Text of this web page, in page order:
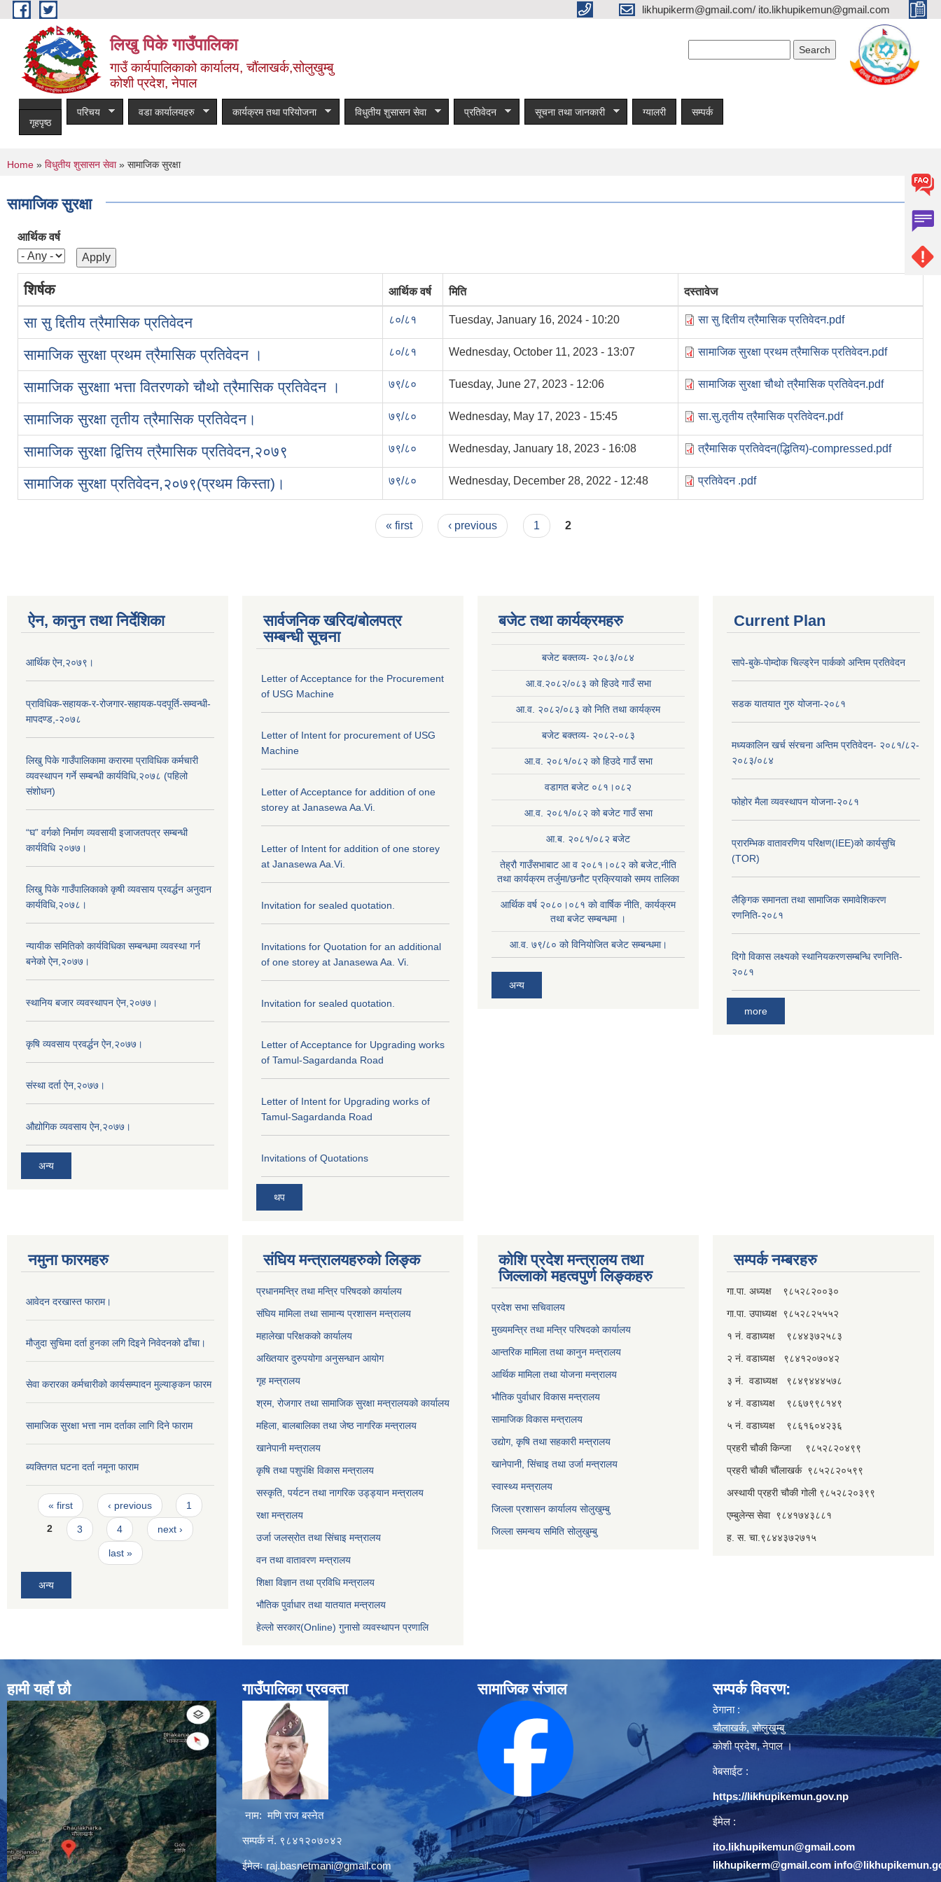
Skip to main content likhupikerm@gmail.com/ ito.likhupikemun@gmail.com
लिखु पिके गाउँपालिका
गाउँ कार्यपालिकाको कार्यालय, चौंलाखर्क,सोलुखुम्बु
कोशी प्रदेश, नेपाल
गृहपृष्ठ
परिचय वडा कार्यालयहरु कार्यक्रम तथा परियोजना विधुतीय शुसासन सेवा प्रतिवेदन सूचना तथा जानकारी ग्यालरी सम्पर्क
You are here
Home » विधुतीय शुसासन सेवा» सामाजिक सुरक्षा
सामाजिक सुरक्षा
आर्थिक वर्ष
शिर्षक आर्थिक वर्ष मिति दस्तावेज
सा सु द्दितीय त्रैमासिक प्रतिवेदन ८०/८१ Tuesday, January 16, 2024 - 10:20 सा सु द्दितीय त्रैमासिक प्रतिवेदन.pdf
सामाजिक सुरक्षा प्रथम त्रैमासिक प्रतिवेदन । ८०/८१ Wednesday, October 11, 2023 - 13:07 सामाजिक सुरक्षा प्रथम त्रैमासिक प्रतिवेदन.pdf
सामाजिक सुरक्षाा भत्ता वितरणको चौथो त्रैमासिक प्रतिवेदन । ७९/८० Tuesday, June 27, 2023 - 12:06 सामाजिक सुरक्षा चौथो त्रैमासिक प्रतिवेदन.pdf
सामाजिक सुरक्षा तृतीय त्रैमासिक प्रतिवेदन। ७९/८० Wednesday, May 17, 2023 - 15:45 सा.सु.तृतीय त्रैमासिक प्रतिवेदन.pdf
सामाजिक सुरक्षा द्वित्तिय त्रैमासिक प्रतिवेदन,२०७९ ७९/८० Wednesday, January 18, 2023 - 16:08 त्रैमासिक प्रतिवेदन(द्धितिय)-compressed.pdf
सामाजिक सुरक्षा प्रतिवेदन,२०७९(प्रथम किस्ता)। ७९/८० Wednesday, December 28, 2022 - 12:48 प्रतिवेदन .pdf
« first ‹ previous 1 2
ऐन, कानुन तथा निर्देशिका
आर्थिक ऐन,२०७९।
प्राविधिक-सहायक-र-रोजगार-सहायक-पदपूर्ति-सम्वन्धी-
मापदण्ड,-२०७८
लिखु पिके गाउँपालिकामा करारमा प्राविधिक कर्मचारी
व्यवस्थापन गर्ने सम्बन्धी कार्यविधि,२०७८ (पहिलो
संशोधन)
“घ” वर्गको निर्माण व्यवसायी इजाजतपत्र सम्बन्धी
कार्यविधि २०७७।
लिखु पिके गाउँपालिकाको कृषी व्यवसाय प्रवर्द्धन अनुदान
कार्यविधि,२०७८।
न्यायीक समितिको कार्यविधिका सम्बन्धमा व्यवस्था गर्न
बनेको ऐन,२०७७।
स्थानिय बजार व्यवस्थापन ऐन,२०७७।
कृषि व्यवसाय प्रवर्द्धन ऐन,२०७७।
संस्था दर्ता ऐन,२०७७।
औद्योगिक व्यवसाय ऐन,२०७७।
अन्य
सार्वजनिक खरिद/बोलपत्र
सम्बन्धी सूचना
Letter of Acceptance for the Procurement
of USG Machine
Letter of Intent for procurement of USG
Machine
Letter of Acceptance for addition of one
storey at Janasewa Aa.Vi.
Letter of Intent for addition of one storey
at Janasewa Aa.Vi.
Invitation for sealed quotation.
Invitations for Quotation for an additional
of one storey at Janasewa Aa. Vi.
Invitation for sealed quotation.
Letter of Acceptance for Upgrading works
of Tamul-Sagardanda Road
Letter of Intent for Upgrading works of
Tamul-Sagardanda Road
Invitations of Quotations
थप
बजेट तथा कार्यक्रमहरु
बजेट बक्तव्य- २०८३/०८४
आ.व.२०८२/०८३ को हिउदे गाउँ सभा
आ.व. २०८२/०८३ को निति तथा कार्यक्रम
बजेट बक्तव्य- २०८२-०८३
आ.व. २०८१/०८२ को हिउदे गाउँ सभा
वडागत बजेट ०८१।०८२
आ.व. २०८१/०८२ को बजेट गाउँ सभा
आ.ब. २०८१/०८२ बजेट
तेह्रौ गाउँसभाबाट आ व २०८१।०८२ को बजेट,नीति
तथा कार्यक्रम तर्जुमा/छनौट प्रक्रियाको समय तालिका
आर्थिक वर्ष २०८०।०८१ काे वार्षिक नीति, कार्यक्रम
तथा बजेट सम्बन्धमा ।
आ.व. ७९/८० को विनियोजित बजेट सम्बन्धमा।
अन्य
Current Plan
सापे-बुके-पोम्दोक चिल्ड्रेन पार्कको अन्तिम प्रतिवेदन
सडक यातयात गुरु योजना-२०८१
मध्यकालिन खर्च संरचना अन्तिम प्रतिवेदन- २०८१/८२-
२०८३/०८४
फोहोर मैला व्यवस्थापन योजना-२०८१
प्रारम्भिक वातावरणिय परिक्षण(IEE)को कार्यसुचि
(TOR)
लैङ्‍गिक समानता तथा सामाजिक समावेशिकरण
रणनिति-२०८१
दिगो विकास लक्ष्यको स्थानियकरणसम्बन्धि रणनिति-
२०८१
more
नमुना फारमहरु
आवेदन दरखास्त फाराम।
मौजुदा सुचिमा दर्ता हुनका लगि दिइने निवेदनको ढाँचा।
सेवा करारका कर्मचारीको कार्यसम्पादन मुल्याङ्‍कन फारम
सामाजिक सुरक्षा भत्ता नाम दर्ताका लागि दिने फाराम
ब्यक्तिगत घटना दर्ता नमूना फाराम
Pages
« first ‹ previous 1
2 3 4 next ›
last »
अन्य
संघिय मन्त्रालयहरुको लिङ्‍क
प्रधानमन्त्रि तथा मन्त्रि परिषदको कार्यालय
संघिय मामिला तथा सामान्य प्रशासन मन्त्रालय
महालेखा परिक्षकको कार्यालय
अख्तियार दुरुपयोगा अनुसन्धान आयोग
गृह मन्त्रालय
श्रम, रोजगार तथा सामाजिक सुरक्षा मन्त्रालयको कार्यालय
महिला, बालबालिका तथा जेष्ठ नागरिक मन्त्रालय
खानेपानी मन्त्रालय
कृषि तथा पशुपंक्षि विकास मन्त्रालय
सस्कृति, पर्यटन तथा नागरिक उड्ड्यान मन्त्रालय
रक्षा मन्त्रालय
उर्जा जलस्रोत तथा सिंचाइ मन्‍त्रालय
वन तथा वातावरण मन्त्रालय
शिक्षा विज्ञान तथा प्रविधि मन्त्रालय
भौतिक पुर्वाधार तथा यातयात मन्त्रालय
हेल्लो सरकार(Online) गुनासो व्यवस्थापन प्रणालि
कोशि प्रदेश मन्त्रालय तथा
जिल्लाको महत्वपुर्ण लिङ्कहरु
प्रदेश सभा सचिवालय
मुख्यमन्त्रि तथा मन्त्रि परिषदको कार्यालय
आन्तरिक मामिला तथा कानुन मन्त्रालय
आर्थिक मामिला तथा योजना मन्त्रालय
भौतिक पुर्वाधार विकास मन्त्रालय
सामाजिक विकास मन्त्रालय
उद्योग, कृषि तथा सहकारी मन्त्रालय
खानेपानी, सिंचाइ तथा उर्जा मन्त्रालय
स्वास्थ्य मन्त्रालय
जिल्ला प्रशासन कार्यालय सोलुखुम्बु
जिल्ला समन्वय समिति सोलुखुम्बु
सम्पर्क नम्बरहरु
गा.पा. अध्यक्ष ९८५२८२००३०
गा.पा. उपाध्यक्ष ९८५२८२५५५२
१ नं. वडाध्यक्ष ९८४४३७२५८३
२ नं. वडाध्यक्ष ९८४१२०७०४२
३ नं. वडाध्यक्ष ९८४९४४४५७८
४ नं. वडाध्यक्ष ९८६७९९८१४९
५ नं. वडाध्यक्ष ९८६१६०४२३६
प्रहरी चौकी किन्जा ९८५२८२०४९९
प्रहरी चौकी चौंलाखर्क ९८५२८२०५९९
अस्थायी प्रहरी चौकी गोली ९८५२८२०३९९
एम्बुलेन्स सेवा ९८४१७४३८८१
ह. स. चा.९८४४३७२७१५
हामी यहाँ छौ गाउँपालिका प्रवक्ता
नाम: मणि राज बस्नेत
सम्पर्क नं. ९८४१२०७०४२
ईमेलः raj.basnetmani@gmail.com
सामाजिक संजाल सम्पर्क विवरण:
ठेगाना :
चौलाखर्क, सोलुखुम्बु
काेशी प्रदेश, नेपाल ।
वेबसाईट :
https://likhupikemun.gov.np
ईमेल :
ito.likhupikemun@gmail.com
likhupikerm@gmail.com/